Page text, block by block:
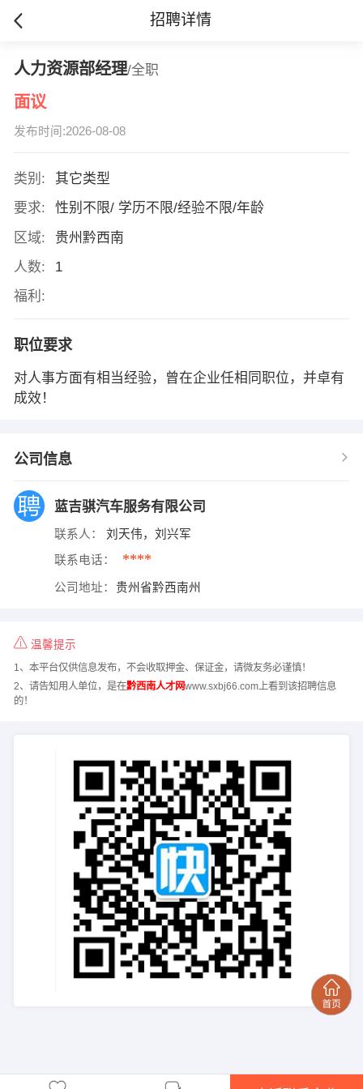
招聘详情
人力资源部经理/全职
面议
发布时间:2026-08-08
类别:
其它类型
要求:
性别不限/ 学历不限/经验不限/年龄
区域:
贵州黔西南
人数:
1
福利:
职位要求
对人事方面有相当经验，曾在企业任相同职位，并卓有
成效！
公司信息
蓝吉骐汽车服务有限公司
联系人： 刘天伟，刘兴军
联系电话： ****
公司地址： 贵州省黔西南州
温馨提示
1、本平台仅供信息发布，不会收取押金、保证金，请微友务必谨慎！
2、请告知用人单位，是在黔西南人才网www.sxbj66.com上看到该招聘信息
的！